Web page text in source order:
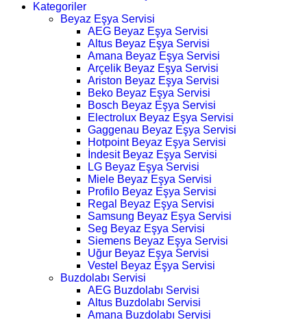
Kategoriler
Beyaz Eşya Servisi
AEG Beyaz Eşya Servisi
Altus Beyaz Eşya Servisi
Amana Beyaz Eşya Servisi
Arçelik Beyaz Eşya Servisi
Ariston Beyaz Eşya Servisi
Beko Beyaz Eşya Servisi
Bosch Beyaz Eşya Servisi
Electrolux Beyaz Eşya Servisi
Gaggenau Beyaz Eşya Servisi
Hotpoint Beyaz Eşya Servisi
İndesit Beyaz Eşya Servisi
LG Beyaz Eşya Servisi
Miele Beyaz Eşya Servisi
Profilo Beyaz Eşya Servisi
Regal Beyaz Eşya Servisi
Samsung Beyaz Eşya Servisi
Seg Beyaz Eşya Servisi
Siemens Beyaz Eşya Servisi
Uğur Beyaz Eşya Servisi
Vestel Beyaz Eşya Servisi
Buzdolabı Servisi
AEG Buzdolabı Servisi
Altus Buzdolabı Servisi
Amana Buzdolabı Servisi